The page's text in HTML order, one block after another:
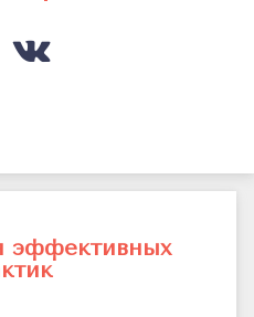
преступлений
mailVK
эффективных